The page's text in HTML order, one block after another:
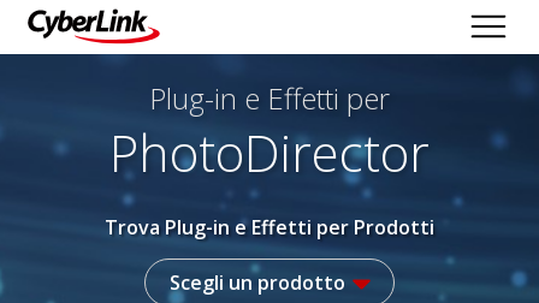
Plug-in e Effetti per
PhotoDirector
Trova Plug-in e Effetti per Prodotti
Scegli un prodotto